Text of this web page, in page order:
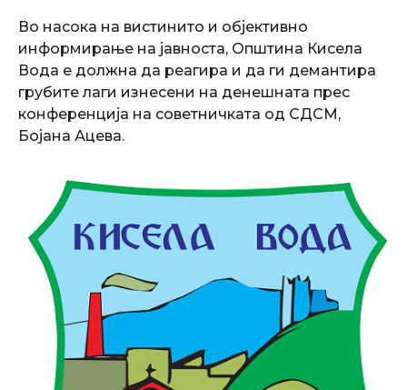
Во насока на вистинито и објективно
информирање на јавноста, Општина Кисела
Вода е должна да реагира и да ги демантира
грубите лаги изнесени на денешната прес
конференција на советничката од СДСМ,
Бојана Ацева.